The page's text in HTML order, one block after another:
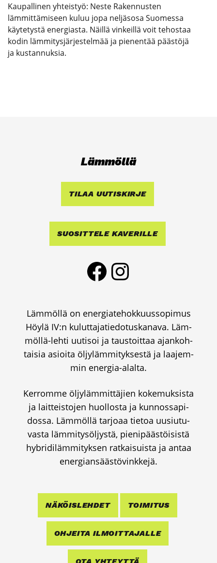
Kaupallinen yhteistyö: Neste Rakennusten
lämmittämiseen kuluu jopa neljäsosa Suomessa
käytetystä energiasta. Näillä vinkeillä voit tehostaa
kodin lämmitysjärjestelmää ja pienentää päästöjä
ja kustannuksia.
Läm­möl­lä
TILAA UUTIS­KIR­JE
SUO­SIT­TE­LE KAVE­RIL­LE
Face­bookIns­ta­gram
Läm­möl­lä on ener­gia­te­hok­kuus­so­pi­mus
Höy­lä IV:n kulut­ta­ja­tie­do­tus­ka­na­va. Läm­
möl­lä-leh­ti uuti­soi ja taus­toit­taa ajan­koh­
tai­sia asioi­ta öljy­läm­mi­tyk­ses­tä ja laa­jem­
min ener­gia-alal­ta.
Ker­rom­me öljy­läm­mit­tä­jien koke­muk­sis­ta
ja lait­teis­to­jen huol­los­ta ja kun­nos­sa­pi­
dos­sa. Läm­möl­lä tar­jo­aa tie­toa uusiu­tu­
vas­ta läm­mi­ty­söl­jys­tä, pie­ni­pääs­töi­sis­tä
hybri­di­läm­mi­tyk­sen rat­kai­suis­ta ja antaa
ener­gian­sääs­tö­vink­ke­jä.
NÄKÖIS­LEH­DET TOI­MI­TUS
OHJEI­TA ILMOIT­TA­JAL­LE